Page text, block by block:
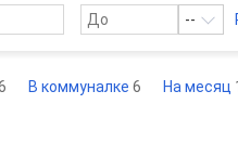
--
В коммуналке 6 На месяц 1